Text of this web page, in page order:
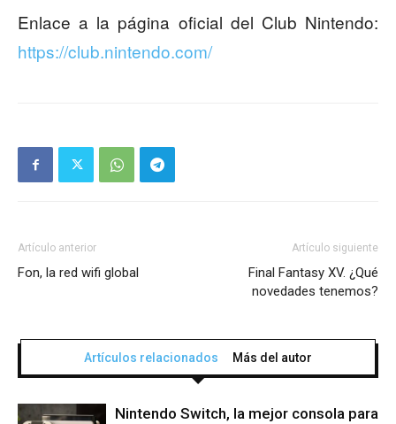
Enlace a la página oficial del Club Nintendo:
https://club.nintendo.com/
Artículo anterior
Fon, la red wifi global
Artículo siguiente
Final Fantasy XV. ¿Qué
novedades tenemos?
Artículos relacionados Más del autor
Nintendo Switch, la mejor consola para